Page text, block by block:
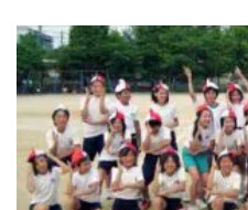
N
e
w
s